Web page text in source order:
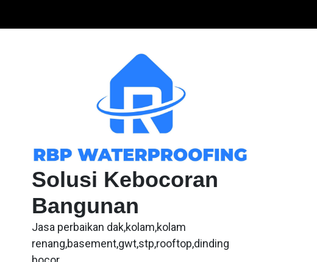
Solusi Kebocoran
Bangunan
Jasa perbaikan dak,kolam,kolam
renang,basement,gwt,stp,rooftop,dinding